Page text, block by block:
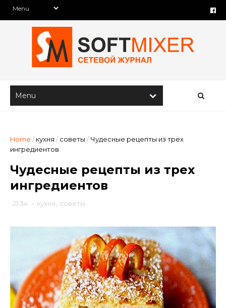
Home / кухня / советы / Чудесные рецепты из трех
ингредиентов
Чудесные рецепты из трех
ингредиентов
21:34 - кухня советы